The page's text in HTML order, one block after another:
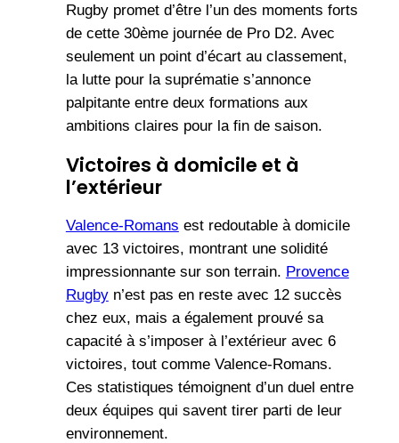
Rugby promet d’être l’un des moments forts
de cette 30ème journée de Pro D2. Avec
seulement un point d’écart au classement,
la lutte pour la suprématie s’annonce
palpitante entre deux formations aux
ambitions claires pour la fin de saison.
Victoires à domicile et à
l’extérieur
Valence-Romans est redoutable à domicile
avec 13 victoires, montrant une solidité
impressionnante sur son terrain. Provence
Rugbyn’est pas en reste avec 12 succès
chez eux, mais a également prouvé sa
capacité à s’imposer à l’extérieur avec 6
victoires, tout comme Valence-Romans.
Ces statistiques témoignent d’un duel entre
deux équipes qui savent tirer parti de leur
environnement.